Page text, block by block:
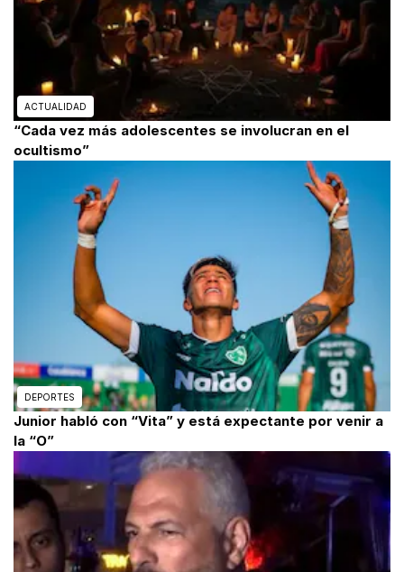
ACTUALIDAD
“Cada vez más adolescentes se involucran en el
ocultismo”
DEPORTES
Junior habló con “Vita” y está expectante por venir a
la “O”